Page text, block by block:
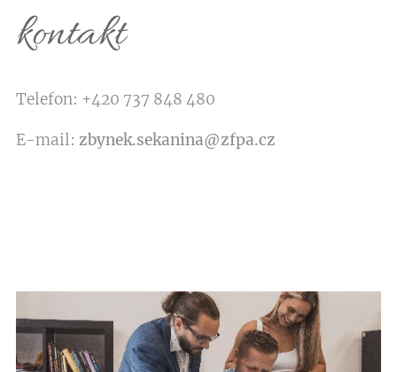
kontakt
Telefon: +420 737 848 480
E-mail: zbynek.sekanina@zfpa.cz